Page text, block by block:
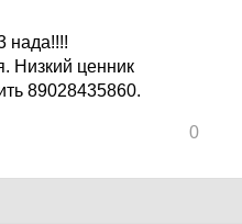
нада!!!!
Низкий ценник
89028435860.
0